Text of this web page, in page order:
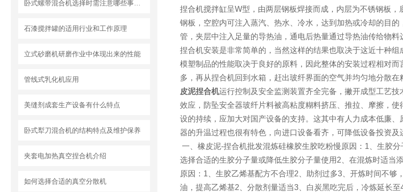
石漆搅拌罐的适用行业和工作原理
立式砂磨机研磨作业中体现出来的性能
管线式乳化机应用
美缝剂成套生产设备有什么特点
卧式犁刀混合机的结构特点及维护保养
夹套电加热真空捏合机介绍
如何选择合适的真空分散机
捏合机搅拌缸呈W型，由两层钢板焊接而成，内层为不锈钢板
钢板，空腔内可注入蒸汽、热水、冷水，达到加热或冷却的目
管，夹层中注入足量的导热油，通电后热量通过导热油传给物料
捏合机安装是非常简单的，当然这样的结果也取决于这近十种
模塑制品的性能取决于良好的原料，因此整体的安装过程相对
多，再从捏合机回到水箱，赶出玻纤界面的空气并均匀地分散
皮泥捏合机运行控制及安全监测装置齐全完备，撇开成型工艺
效应，防坠安全器玻纤片料被高粘度糊料挤压、推拉、摩擦，
设的持续，应加大对国产设备的支持。这其中有人力成本低廉
器的升温过程也很有特色，向进口设备看齐，可降低设备投资及
一、橡皮泥-捏合机批发混炼硅橡胶生胶吃粉慢原因：1、生胶
选择合适的生胶分子量或降低生胶分子量使用2、在混炼时适当
原因：1、生胶乙烯基配方不合理2、助剂过多3、开炼时间不
油，提高乙烯基2、分散剂量适当3、白炭黑吃完后，冷炼延长